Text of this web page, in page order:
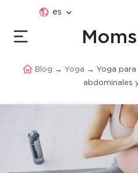
es
Blog → Yoga → Yoga
abdominales